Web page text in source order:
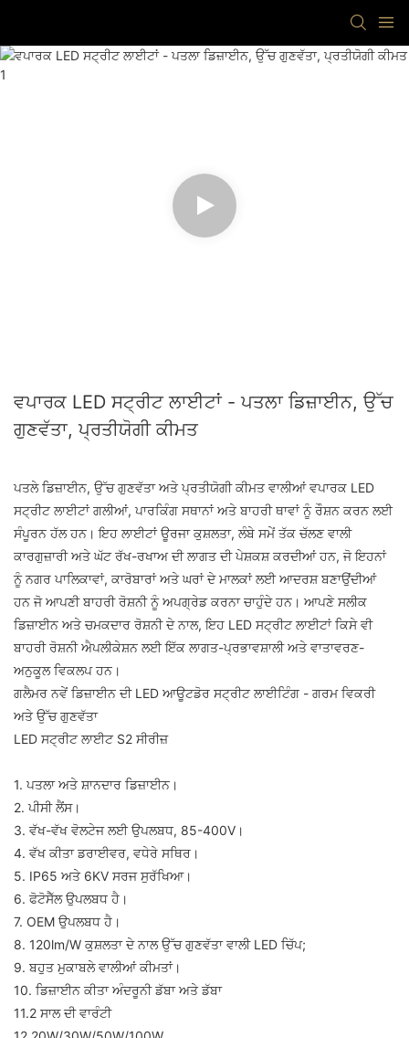
ਵਪਾਰਕ LED ਸਟ੍ਰੀਟ ਲਾਈਟਾਂ - ਪਤਲਾ ਡਿਜ਼ਾਈਨ, ਉੱਚ
ਗੁਣਵੱਤਾ, ਪ੍ਰਤੀਯੋਗੀ ਕੀਮਤ
ਪਤਲੇ ਡਿਜ਼ਾਈਨ, ਉੱਚ ਗੁਣਵੱਤਾ ਅਤੇ ਪ੍ਰਤੀਯੋਗੀ ਕੀਮਤ ਵਾਲੀਆਂ ਵਪਾਰਕ LED
ਸਟ੍ਰੀਟ ਲਾਈਟਾਂ ਗਲੀਆਂ, ਪਾਰਕਿੰਗ ਸਥਾਨਾਂ ਅਤੇ ਬਾਹਰੀ ਥਾਵਾਂ ਨੂੰ ਰੌਸ਼ਨ ਕਰਨ ਲਈ
ਸੰਪੂਰਨ ਹੱਲ ਹਨ। ਇਹ ਲਾਈਟਾਂ ਊਰਜਾ ਕੁਸ਼ਲਤਾ, ਲੰਬੇ ਸਮੇਂ ਤੱਕ ਚੱਲਣ ਵਾਲੀ
ਕਾਰਗੁਜ਼ਾਰੀ ਅਤੇ ਘੱਟ ਰੱਖ-ਰਖਾਅ ਦੀ ਲਾਗਤ ਦੀ ਪੇਸ਼ਕਸ਼ ਕਰਦੀਆਂ ਹਨ, ਜੋ ਇਹਨਾਂ
ਨੂੰ ਨਗਰ ਪਾਲਿਕਾਵਾਂ, ਕਾਰੋਬਾਰਾਂ ਅਤੇ ਘਰਾਂ ਦੇ ਮਾਲਕਾਂ ਲਈ ਆਦਰਸ਼ ਬਣਾਉਂਦੀਆਂ
ਹਨ ਜੋ ਆਪਣੀ ਬਾਹਰੀ ਰੋਸ਼ਨੀ ਨੂੰ ਅਪਗ੍ਰੇਡ ਕਰਨਾ ਚਾਹੁੰਦੇ ਹਨ। ਆਪਣੇ ਸਲੀਕ
ਡਿਜ਼ਾਈਨ ਅਤੇ ਚਮਕਦਾਰ ਰੋਸ਼ਨੀ ਦੇ ਨਾਲ, ਇਹ LED ਸਟ੍ਰੀਟ ਲਾਈਟਾਂ ਕਿਸੇ ਵੀ
ਬਾਹਰੀ ਰੋਸ਼ਨੀ ਐਪਲੀਕੇਸ਼ਨ ਲਈ ਇੱਕ ਲਾਗਤ-ਪ੍ਰਭਾਵਸ਼ਾਲੀ ਅਤੇ ਵਾਤਾਵਰਣ-
ਅਨੁਕੂਲ ਵਿਕਲਪ ਹਨ।
ਗਲੈਮਰ ਨਵੇਂ ਡਿਜ਼ਾਈਨ ਦੀ LED ਆਊਟਡੋਰ ਸਟ੍ਰੀਟ ਲਾਈਟਿੰਗ - ਗਰਮ ਵਿਕਰੀ
ਅਤੇ ਉੱਚ ਗੁਣਵੱਤਾ
LED ਸਟ੍ਰੀਟ ਲਾਈਟ S2 ਸੀਰੀਜ਼
1. ਪਤਲਾ ਅਤੇ ਸ਼ਾਨਦਾਰ ਡਿਜ਼ਾਈਨ।
2. ਪੀਸੀ ਲੈਂਸ।
3. ਵੱਖ-ਵੱਖ ਵੋਲਟੇਜ ਲਈ ਉਪਲਬਧ, 85-400V।
4. ਵੱਖ ਕੀਤਾ ਡਰਾਈਵਰ, ਵਧੇਰੇ ਸਥਿਰ।
5. IP65 ਅਤੇ 6KV ਸਰਜ ਸੁਰੱਖਿਆ।
6. ਫੋਟੋਸੈੱਲ ਉਪਲਬਧ ਹੈ।
7. OEM ਉਪਲਬਧ ਹੈ।
8. 120lm/W ਕੁਸ਼ਲਤਾ ਦੇ ਨਾਲ ਉੱਚ ਗੁਣਵੱਤਾ ਵਾਲੀ LED ਚਿੱਪ;
9. ਬਹੁਤ ਮੁਕਾਬਲੇ ਵਾਲੀਆਂ ਕੀਮਤਾਂ।
10. ਡਿਜ਼ਾਈਨ ਕੀਤਾ ਅੰਦਰੂਨੀ ਡੱਬਾ ਅਤੇ ਡੱਬਾ
11.2 ਸਾਲ ਦੀ ਵਾਰੰਟੀ